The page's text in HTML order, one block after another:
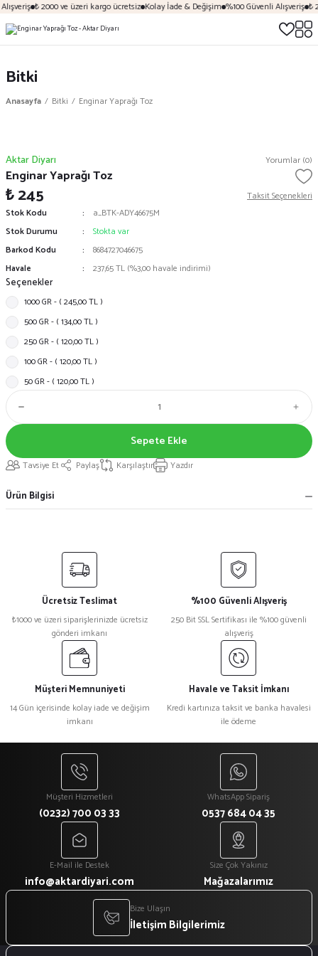
₺ 2000 ve üzeri kargo ücretsiz Kolay İade & Değişim %100 Güvenli Alışveriş ₺
Bitki
Anasayfa Bitki Enginar Yaprağı Toz
Aktar Diyarı Yorumlar (0)
Enginar Yaprağı Toz
₺ 245
Taksit Seçenekleri
Stok Kodu
a_BTK-ADY46675M
Stok Durumu
Stokta var
Barkod Kodu
8684727046675
Havale
237,65 TL (%3,00 havale indirimi)
Seçenekler
1000 GR - ( 245,00 TL )
500 GR - ( 134,00 TL )
250 GR - ( 120,00 TL )
100 GR - ( 120,00 TL )
50 GR - ( 120,00 TL )
Sepete Ekle
Tavsiye Et Paylaş Karşılaştır Yazdır
Ürün Bilgisi
Ücretsiz Teslimat
₺1000 ve üzeri siparişlerinizde ücretsiz
gönderi imkanı
%100 Güvenli Alışveriş
250 Bit SSL Sertifikası ile %100 güvenli
alışveriş
Müşteri Memnuniyeti
14 Gün içerisinde kolay iade ve değişim
imkanı
Havale ve Taksit İmkanı
Kredi kartınıza taksit ve banka havalesi
ile ödeme
Müşteri Hizmetleri
(0232) 700 03 33
WhatsApp Sipariş
0537 684 04 35
E-Mail ile Destek
info@aktardiyari.com
Size Çok Yakınız
Mağazalarımız
Bize Ulaşın
İletişim Bilgilerimiz